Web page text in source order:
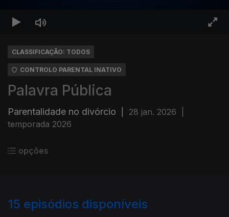
CLASSIFICAÇÃO: TODOS
CONTROLO PARENTAL INATIVO
Palavra Pública
Parentalidade no divórcio 28 jan. 2026
temporada 2026
opções
15 episódios disponíveis